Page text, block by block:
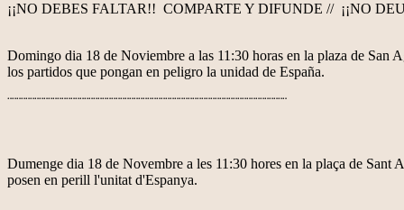
¡¡NO DEBES FALTAR!! COMPARTE Y DIFUNDE // ¡¡NO
Domingo dia 18 de Noviembre a las 11:30 horas en la plaza de
los partidos que pongan en peligro la unidad de España.
¨¨¨¨¨¨¨¨¨¨¨¨¨¨¨¨¨¨¨¨¨¨¨¨¨¨¨¨¨¨¨¨¨¨¨¨¨¨¨¨¨¨¨¨¨¨¨¨¨¨¨¨¨¨¨¨¨¨¨¨¨¨
Dumenge dia 18 de Novembre a les 11:30 hores en la plaça de
posen en perill l'unitat d'Espanya.